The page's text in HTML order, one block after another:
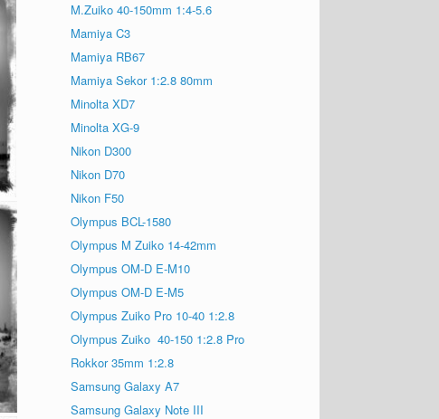
M.Zuiko 40-150mm 1:4-5.6
Mamiya C3
Mamiya RB67
Mamiya Sekor 1:2.8 80mm
Minolta XD7
Minolta XG-9
Nikon D300
Nikon D70
Nikon F50
Olympus BCL-1580
Olympus M Zuiko 14-42mm
Olympus OM-D E-M10
Olympus OM-D E-M5
Olympus Zuiko Pro 10-40 1:2.8
Olympus Zuiko 40-150 1:2.8 Pro
Rokkor 35mm 1:2.8
Samsung Galaxy A7
Samsung Galaxy Note III